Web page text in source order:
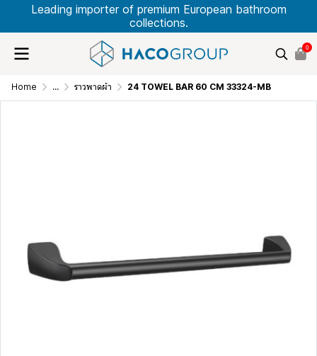
Leading importer of premium European bathroom
collections.
0
Home ... ราวพาดผ้า 24 TOWEL BAR 60 CM 33324-MB